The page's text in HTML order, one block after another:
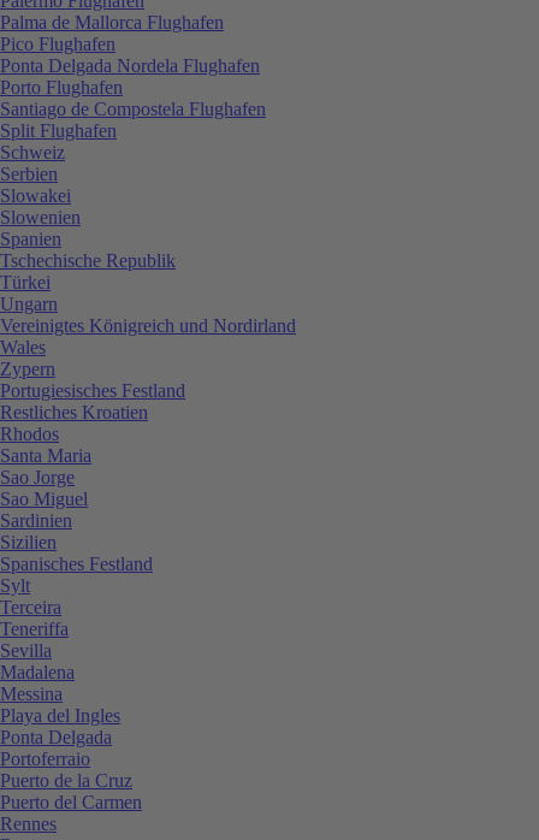
Palma de Mallorca Flughafen
Pico Flughafen
Ponta Delgada Nordela Flughafen
Porto Flughafen
Santiago de Compostela Flughafen
Split Flughafen
Schweiz
Serbien
Slowakei
Slowenien
Spanien
Tschechische Republik
Türkei
Ungarn
Vereinigtes Königreich und Nordirland
Wales
Zypern
Portugiesisches Festland
Restliches Kroatien
Rhodos
Santa Maria
Sao Jorge
Sao Miguel
Sardinien
Sizilien
Spanisches Festland
Sylt
Terceira
Teneriffa
Sevilla
Madalena
Messina
Playa del Ingles
Ponta Delgada
Portoferraio
Puerto de la Cruz
Puerto del Carmen
Rennes